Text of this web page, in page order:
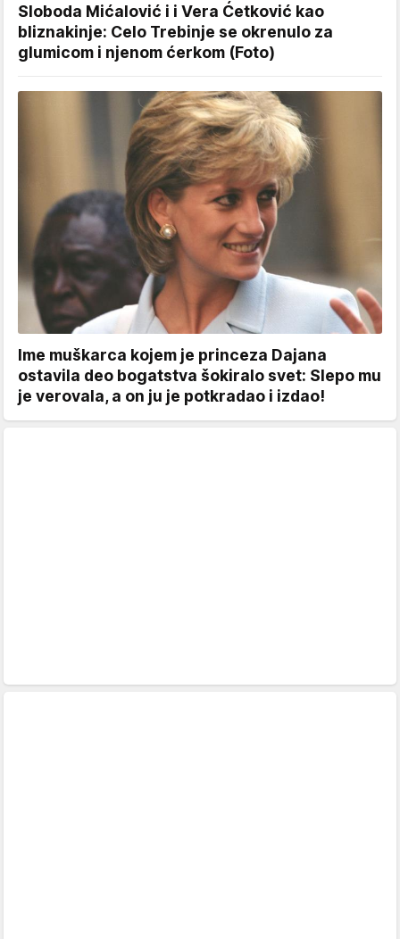
Sloboda Mićalović i i Vera Ćetković kao
bliznakinje: Celo Trebinje se okrenulo za
glumicom i njenom ćerkom (Foto)
Ime muškarca kojem je princeza Dajana
ostavila deo bogatstva šokiralo svet: Slepo mu
je verovala, a on ju je potkradao i izdao!